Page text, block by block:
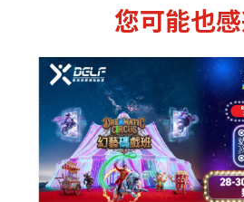
您可能也